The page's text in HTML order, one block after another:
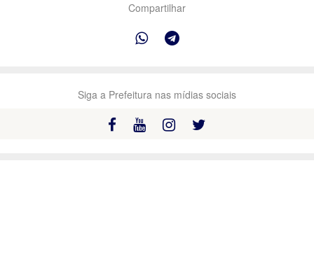
Compartilhar
Siga a Prefeitura nas mídias sociais